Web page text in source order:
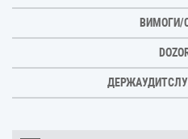
ВИМОГИ/